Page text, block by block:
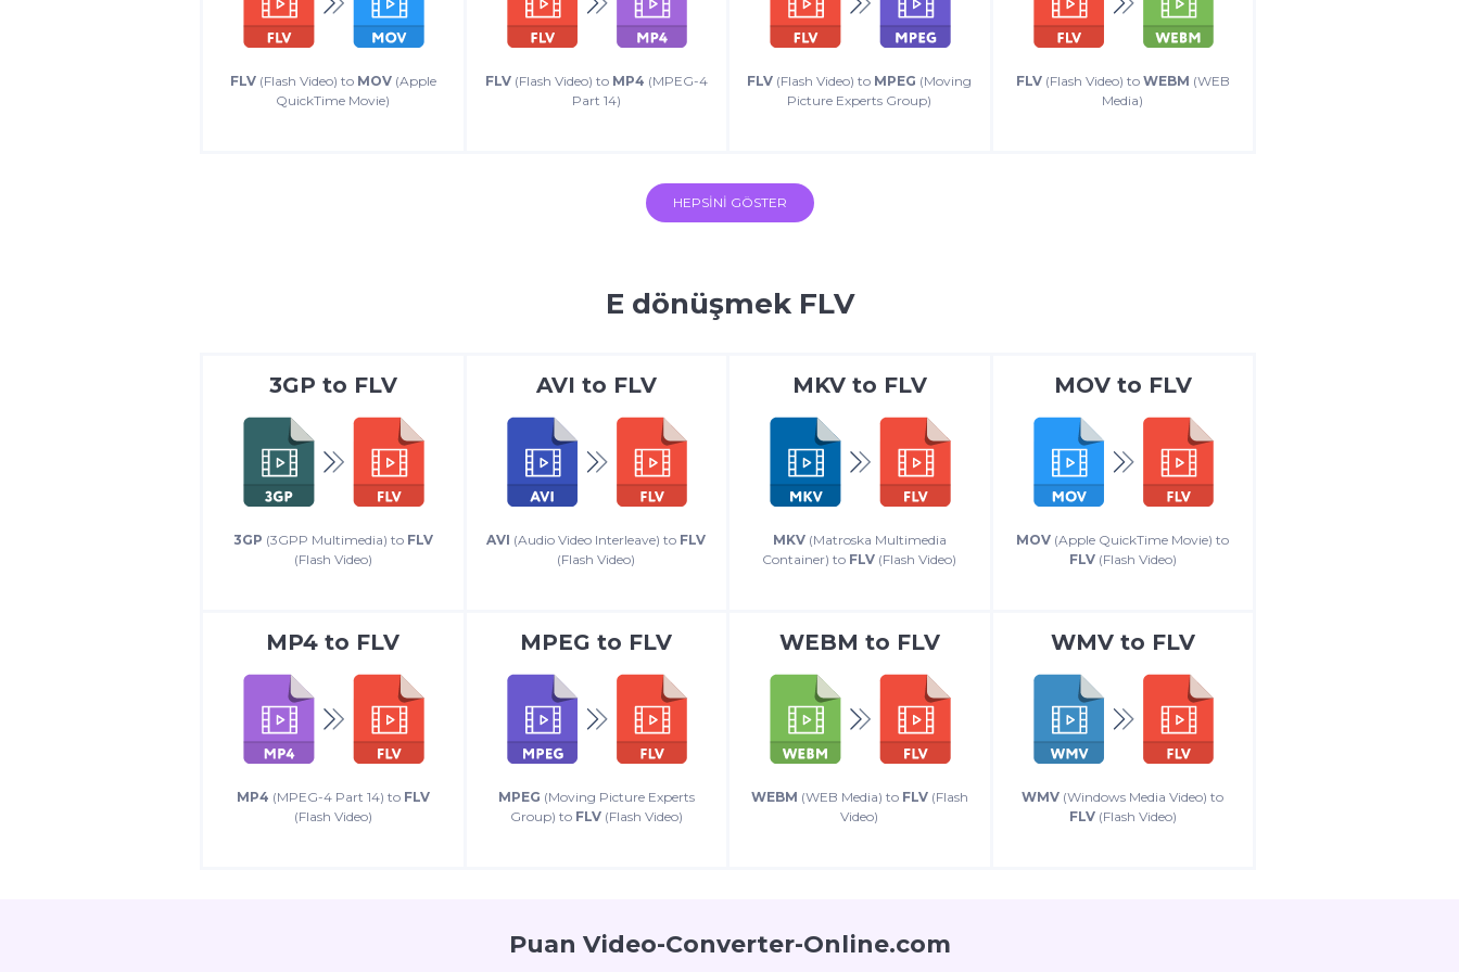
FLV(Flash Video) to MOV(Apple
QuickTime Movie)
FLV(Flash Video) to MP4 (MPEG-4
Part 14)
FLV (Flash Video) to MPEG (Moving
Picture Experts Group)
FLV(Flash Video) to WEBM (WEB
Media)
HEPSINI GÖSTER
E dönüşmek FLV
3GP to FLV
3GP (3GPP Multimedia) to FLV
(Flash Video)
AVI to FLV
AVI (Audio Video Interleave) to FLV
(Flash Video)
MKVto FLV
MKV(Matroska Multimedia
Container) to FLV (Flash Video)
MOVto FLV
MOV (Apple QuickTime Movie) to
FLV(Flash Video)
MP4 to FLV
MP4 (MPEG-4 Part 14) to FLV
(Flash Video)
MPEG to FLV
MPEG (Moving Picture Experts
Group) to FLV(Flash Video)
WEBM to FLV
WEBM (WEB Media) to FLV(Flash
Video)
WMVto FLV
WMV (Windows Media Video) to
FLV(Flash Video)
Puan Video-Converter-Online.com